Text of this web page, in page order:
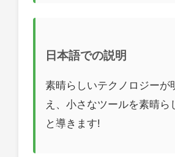
日本語での説明
素晴らしいテクノロジーが
え、小さなツールを素晴ら
と導きます!